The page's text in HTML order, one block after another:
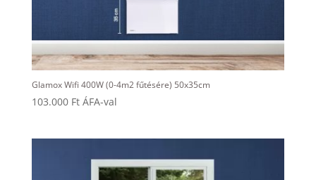
Glamox Wifi 400W (0-4m2 fűtésére) 50x35cm
103.000 Ft ÁFA-val